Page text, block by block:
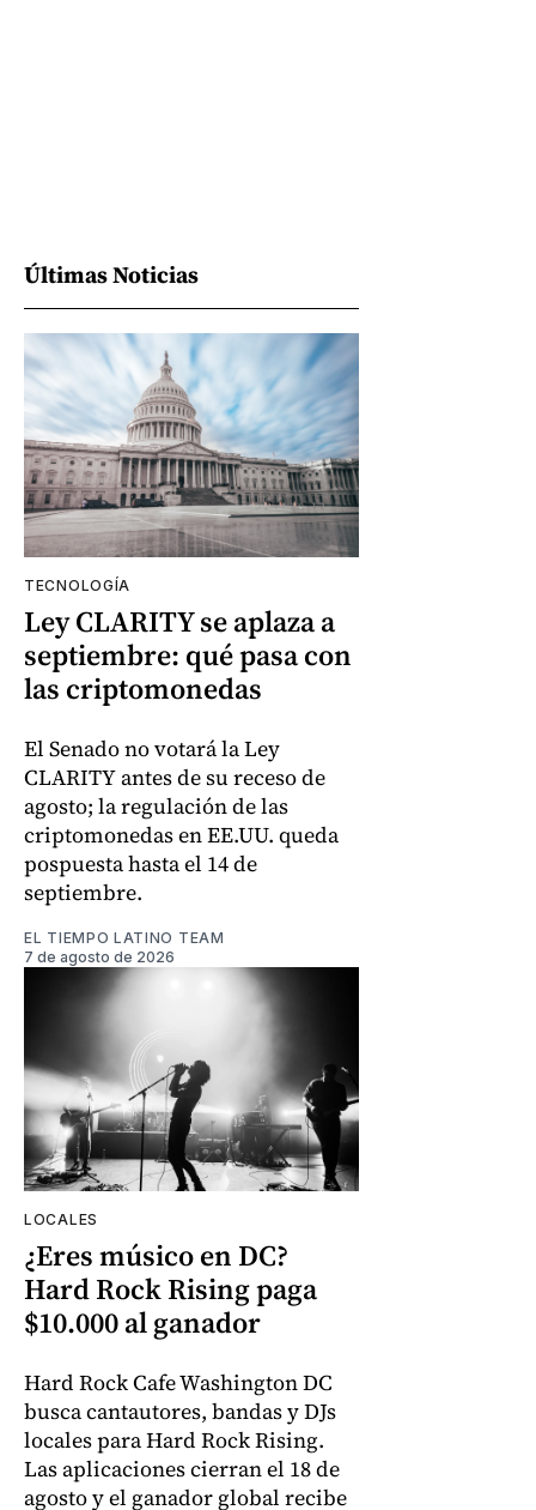
Últimas Noticias
TECNOLOGÍA
Ley CLARITY se aplaza a
septiembre: qué pasa con
las criptomonedas
El Senado no votará la Ley
CLARITY antes de su receso de
agosto; la regulación de las
criptomonedas en EE.UU. queda
pospuesta hasta el 14 de
septiembre.
EL TIEMPO LATINO TEAM
7 de agosto de 2026
LOCALES
¿Eres músico en DC?
Hard Rock Rising paga
$10.000 al ganador
Hard Rock Cafe Washington DC
busca cantautores, bandas y DJs
locales para Hard Rock Rising.
Las aplicaciones cierran el 18 de
agosto y el ganador global recibe